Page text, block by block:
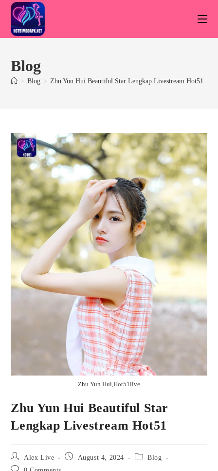
Skip
content
Blog
> Blog > Zhu Yun Hui Beautiful Star Lengkap Livestream Hot51
Zhu Yun Hui,Hot51live
Zhu Yun Hui Beautiful Star
Lengkap Livestream Hot51
Post
author:
Alex Live
Post
August 4, 2024
Post Blog
Post